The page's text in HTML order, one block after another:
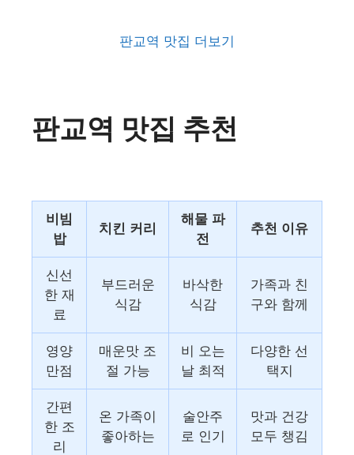
판교역 맛집 더보기
판교역 맛집 추천
비빔
밥
치킨 커리
해물 파
전
추천 이유
신선
한 재
료
부드러운
식감
바삭한
식감
가족과 친
구와 함께
영양
만점
매운맛 조
절 가능
비 오는
날 최적
다양한 선
택지
간편
한 조
리
온 가족이
좋아하는
술안주
로 인기
맛과 건강
모두 챙김